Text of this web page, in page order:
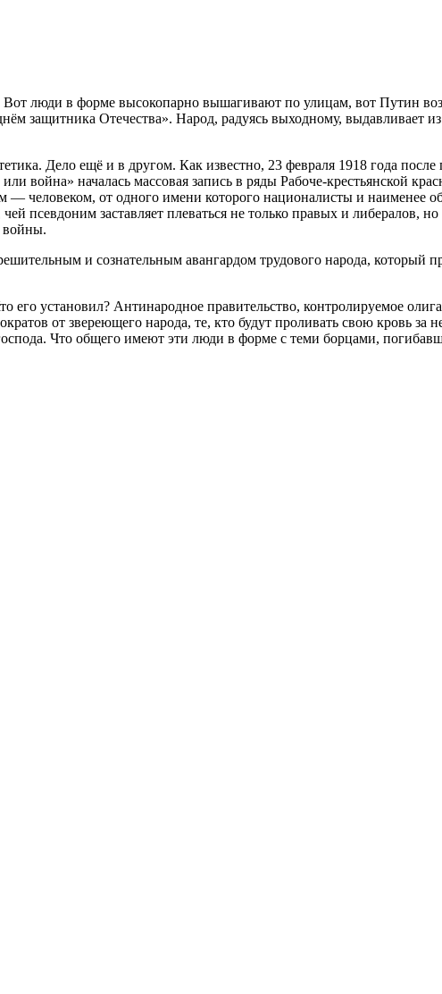
люди в форме высокопарно вышагивают по улицам, вот Путин
защитника Отечества». Народ, радуясь выходному, выдавливает
Дело ещё и в другом. Как известно, 23 февраля 1918 года
война» началась массовая запись в ряды Рабоче-крестьянской
человеком, от одного имени которого националисты и наименее
псевдоним заставляет плеваться не только правых и либералов,
войны.
и сознательным авангардом трудового народа, который
установил? Антинародное правительство, контролируемое
от звереющего народа, те, кто будут проливать свою кровь за
Что общего имеют эти люди в форме с теми борцами,